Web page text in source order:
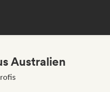
Australien